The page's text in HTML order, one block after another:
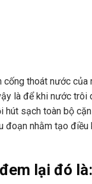
thoát nước
là để khi nước trôi
hút sạch toàn bộ
đoạn nhằm tạo
lại đó là: